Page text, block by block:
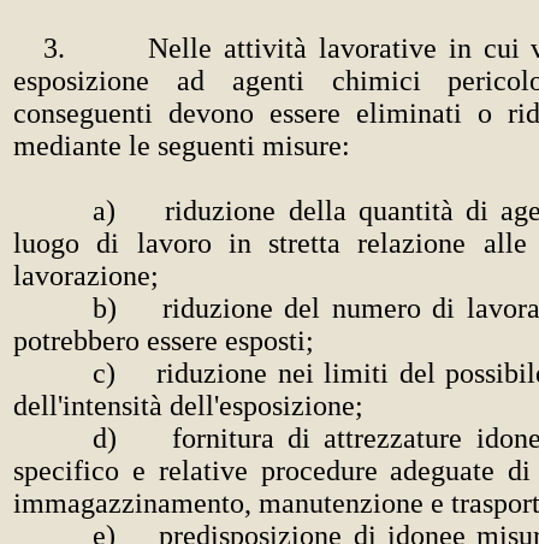
3. Nelle attività lavorative in cui
esposizione ad agenti chimici
conseguenti devono essere eliminati o
mediante le seguenti misure:
a) riduzione della quantità di
luogo di lavoro in stretta relazione alle
lavorazione;
b) riduzione del numero di
potrebbero essere esposti;
c) riduzione nei limiti del
dell'intensità dell'esposizione;
d) fornitura di attrezzature
specifico e relative procedure adeguate
immagazzinamento, manutenzione e
e) predisposizione di idonee